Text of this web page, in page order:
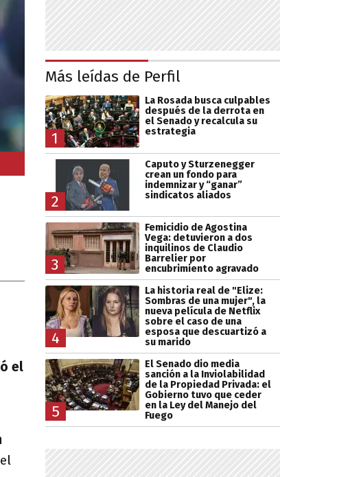
el
Más leídas de Perfil
1
La Rosada busca culpables
después de la derrota en
el Senado y recalcula su
estrategia
2
Caputo y Sturzenegger
crean un fondo para
indemnizar y “ganar”
sindicatos aliados
3
Femicidio de Agostina
Vega: detuvieron a dos
inquilinos de Claudio
Barrelier por
encubrimiento agravado
4
La historia real de "Elize:
Sombras de una mujer", la
nueva película de Netflix
sobre el caso de una
esposa que descuartizó a
su marido
5
El Senado dio media
sanción a la Inviolabilidad
de la Propiedad Privada: el
Gobierno tuvo que ceder
en la Ley del Manejo del
Fuego